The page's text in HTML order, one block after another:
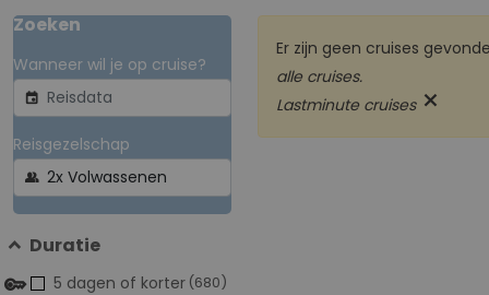
Zoeken
Wanneer wil je op cruise?
event
Reisgezelschap
group
Duratie
(680)
5 dagen of korter
Er zijn geen cruises
alle cruises.
Lastminute cruises close